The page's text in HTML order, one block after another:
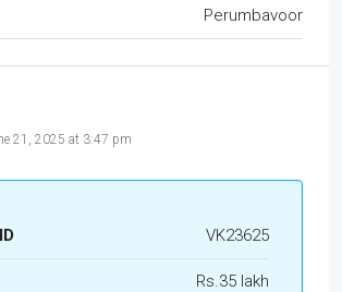
Perumbavoor
21, 2025 at 3:47 pm
VK23625
Rs.35 lakh